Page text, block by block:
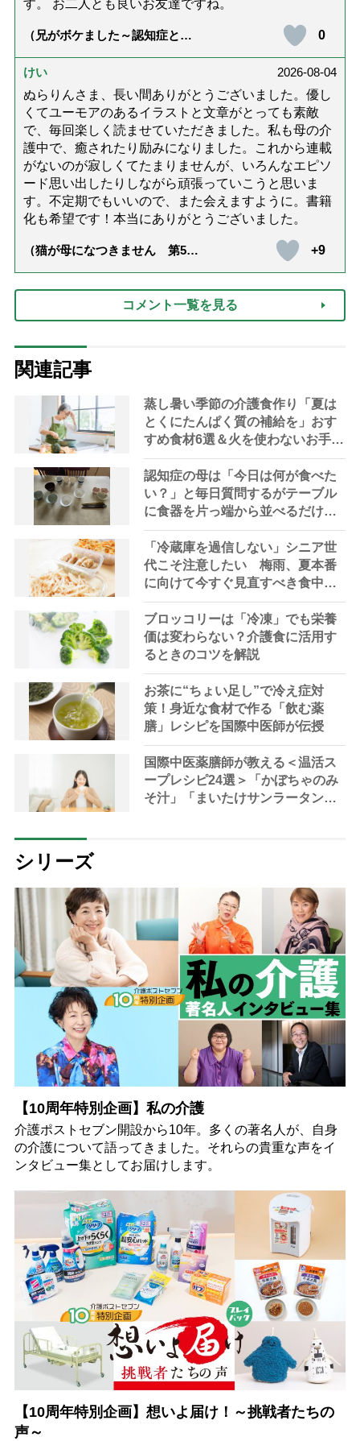
す。 お二人とも良いお友達ですね。
（兄がボケました～認知症と介
達』が届きました」）
0
けい
2026-08-04
ぬらりんさま、長い間ありがとうございました。優し
くてユーモアのあるイラストと文章がとっても素敵
で、毎回楽しく読ませていただきました。私も母の介
護中で、癒されたり励みになりました。これから連載
がないのが寂しくてたまりませんが、いろんなエピソ
ード思い出したりしながら頑張っていこうと思いま
す。不定期でもいいので、また会えますように。書籍
化も希望です！本当にありがとうございました。
（猫が母になつきません 第500
+9
コメント一覧を見る
関連記事
蒸し暑い季節の介護食作り「夏は
とくにたんぱく質の補給を」おす
すめ食材6選＆火を使わないお手軽
レシピ3選【管理栄養士提案】
認知症の母は「今日は何が食べた
い？」と毎日質問するがテーブル
に食器を片っ端から並べるだけ―
困った息子の対処法とものがない
現在の台所の意味
「冷蔵庫を過信しない」シニア世
代こそ注意したい 梅雨、夏本番
に向けて今すぐ見直すべき食中毒
対策を家事アドバイザーが指南
ブロッコリーは「冷凍」でも栄養
価は変わらない？介護食に活用す
るときのコツを解説
お茶に“ちょい足し”で冷え症対
策！身近な食材で作る「飲む薬
膳」レシピを国際中医師が伝授
国際中医薬膳師が教える＜温活ス
ープレシピ24選＞「かぼちゃのみ
そ汁」「まいたけサンラータン」
シリーズ
【10周年特別企画】私の介護
介護ポストセブン開設から10年。多くの著名人が、自身
の介護について語ってきました。それらの貴重な声をイ
ンタビュー集としてお届けします。
【10周年特別企画】想いよ届け！～挑戦者たちの
声～